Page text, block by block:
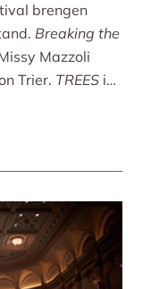
brengen
Breaking the
Mazzoli
Trier. TREES is
(Pulitzer Prize &